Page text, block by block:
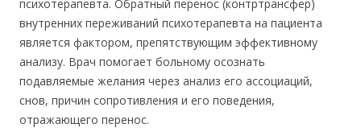
психотерапевта. Обратный перенос (контртрансфер)
внутренних переживаний психотерапевта на пациента
является фактором, препятствующим эффективному
анализу. Врач помогает больному осознать
подавляемые желания через анализ его ассоциаций,
снов, причин сопротивления и его поведения,
отражающего перенос.